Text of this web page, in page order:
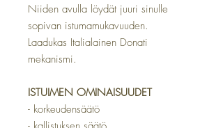
Niiden avulla löydät juuri sinulle
sopivan istumamukavuuden.
Laadukas Italialainen Donati
mekanismi.
ISTUIMEN OMINAISUUDET
- korkeudensäätö